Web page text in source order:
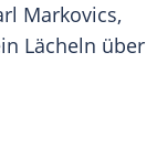
Markovics,
Lächeln über